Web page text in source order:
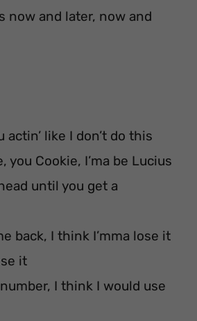
now and later, now and
actin’ like I don’t do this
you Cookie, I’ma be Lucius
until you get a
back, I think I’mma lose it
it
I think I would use